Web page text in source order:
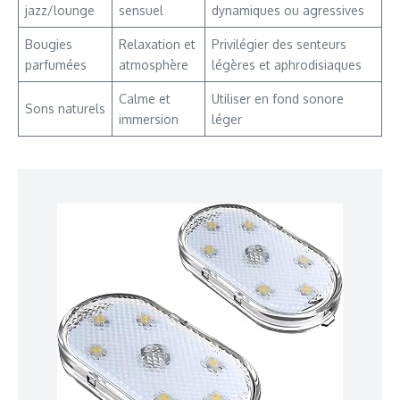
jazz/lounge sensuel dynamiques ou agressives
Bougies
parfumées
Relaxation et
atmosphère
Privilégier des senteurs
légères et aphrodisiaques
Sons naturels
Calme et
immersion
Utiliser en fond sonore
léger